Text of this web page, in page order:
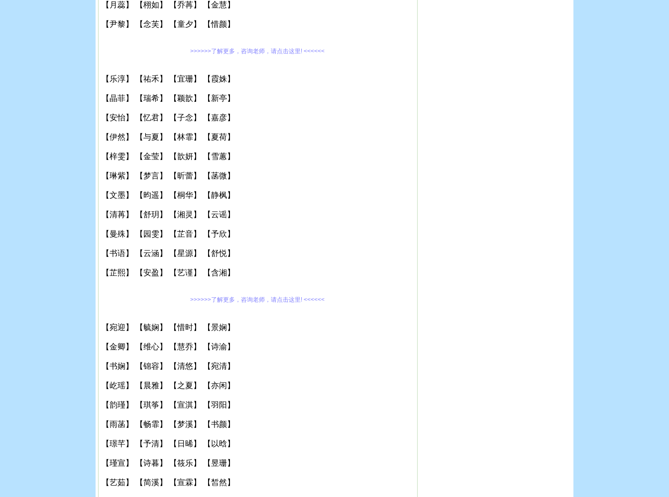
【月蕊】 【栩如】 【乔苒】 【金慧】
【尹黎】 【念芙】 【童夕】 【惜颜】
>>>>>>了解更多，咨询老师，请点击这里! <<<<<<
【乐淳】 【祐禾】 【宜珊】 【霞姝】
【晶菲】 【瑞希】 【颖歆】 【新亭】
【安怡】 【忆君】 【子念】 【嘉彦】
【伊然】 【与夏】 【林霏】 【夏荷】
【梓雯】 【金莹】 【歆妍】 【雪蕙】
【琳紫】 【梦言】 【昕蕾】 【菡微】
【文墨】 【昀遥】 【桐华】 【静枫】
【清苒】 【舒玥】 【湘灵】 【云谣】
【曼殊】 【园雯】 【芷音】 【予欣】
【书语】 【云涵】 【星源】 【舒悦】
【芷熙】 【安盈】 【艺谨】 【含湘】
>>>>>>了解更多，咨询老师，请点击这里! <<<<<<
【宛迎】 【毓娴】 【惜时】 【景娴】
【金卿】 【维心】 【慧乔】 【诗渝】
【书娴】 【锦容】 【清悠】 【宛清】
【屹瑶】 【晨雅】 【之夏】 【亦闲】
【韵瑾】 【琪筝】 【宣淇】 【羽阳】
【雨菡】 【畅霏】 【梦溪】 【书颜】
【璟芊】 【予清】 【日晞】 【以晗】
【瑾宣】 【诗暮】 【筱乐】 【昱珊】
【艺茹】 【简溪】 【宣霖】 【皙然】